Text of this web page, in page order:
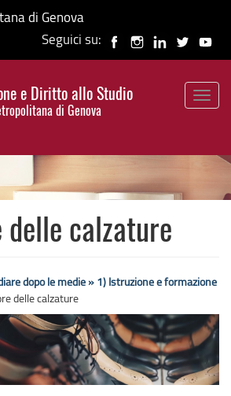
di Genova
Seguici su:
e Diritto allo Studio
di Genova
delle calzature
dopo le medie » 1) Istruzione e formazione
delle calzature